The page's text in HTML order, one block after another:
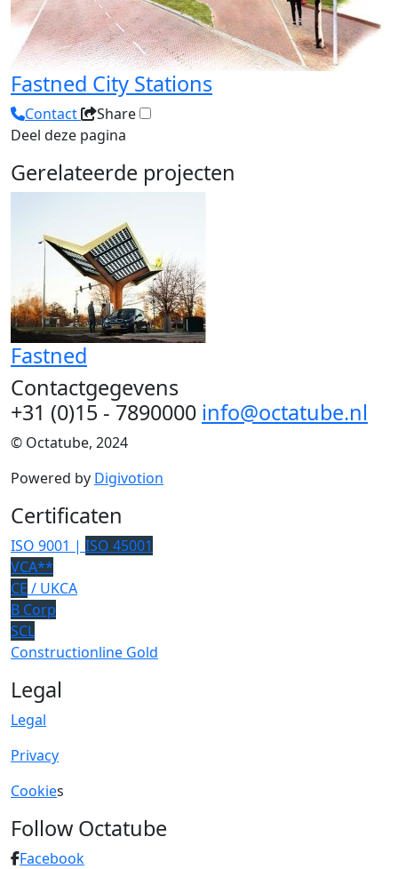
Fastned City Stations
Contact
Share
Deel deze pagina
Gerelateerde projecten
Fastned
Contactgegevens
+31 (0)15 - 7890000 info@octatube.nl
© Octatube, 2024
Powered by Digivotion
Certificaten
ISO 9001 | ISO 45001
VCA**
CE / UKCA
B Corp
SCL
Constructionline Gold
Legal
Legal
Privacy
Cookies
Follow Octatube
Facebook